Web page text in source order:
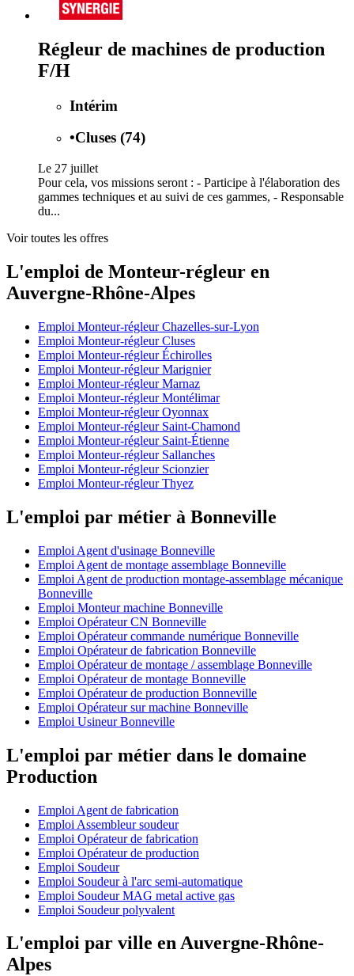
Régleur de machines de production
F/H
Intérim
•Cluses (74)
Le 27 juillet
Pour cela, vos missions seront : - Participe à l'élaboration des
gammes techniques et au suivi de ces gammes, - Responsable
du...
Voir toutes les offres
L'emploi de Monteur-régleur en
Auvergne-Rhône-Alpes
Emploi Monteur-régleur Chazelles-sur-Lyon
Emploi Monteur-régleur Cluses
Emploi Monteur-régleur Échirolles
Emploi Monteur-régleur Marignier
Emploi Monteur-régleur Marnaz
Emploi Monteur-régleur Montélimar
Emploi Monteur-régleur Oyonnax
Emploi Monteur-régleur Saint-Chamond
Emploi Monteur-régleur Saint-Étienne
Emploi Monteur-régleur Sallanches
Emploi Monteur-régleur Scionzier
Emploi Monteur-régleur Thyez
L'emploi par métier à Bonneville
Emploi Agent d'usinage Bonneville
Emploi Agent de montage assemblage Bonneville
Emploi Agent de production montage-assemblage mécanique
Bonneville
Emploi Monteur machine Bonneville
Emploi Opérateur CN Bonneville
Emploi Opérateur commande numérique Bonneville
Emploi Opérateur de fabrication Bonneville
Emploi Opérateur de montage / assemblage Bonneville
Emploi Opérateur de montage Bonneville
Emploi Opérateur de production Bonneville
Emploi Opérateur sur machine Bonneville
Emploi Usineur Bonneville
L'emploi par métier dans le domaine
Production
Emploi Agent de fabrication
Emploi Assembleur soudeur
Emploi Opérateur de fabrication
Emploi Opérateur de production
Emploi Soudeur
Emploi Soudeur à l'arc semi-automatique
Emploi Soudeur MAG metal active gas
Emploi Soudeur polyvalent
L'emploi par ville en Auvergne-Rhône-
Alpes